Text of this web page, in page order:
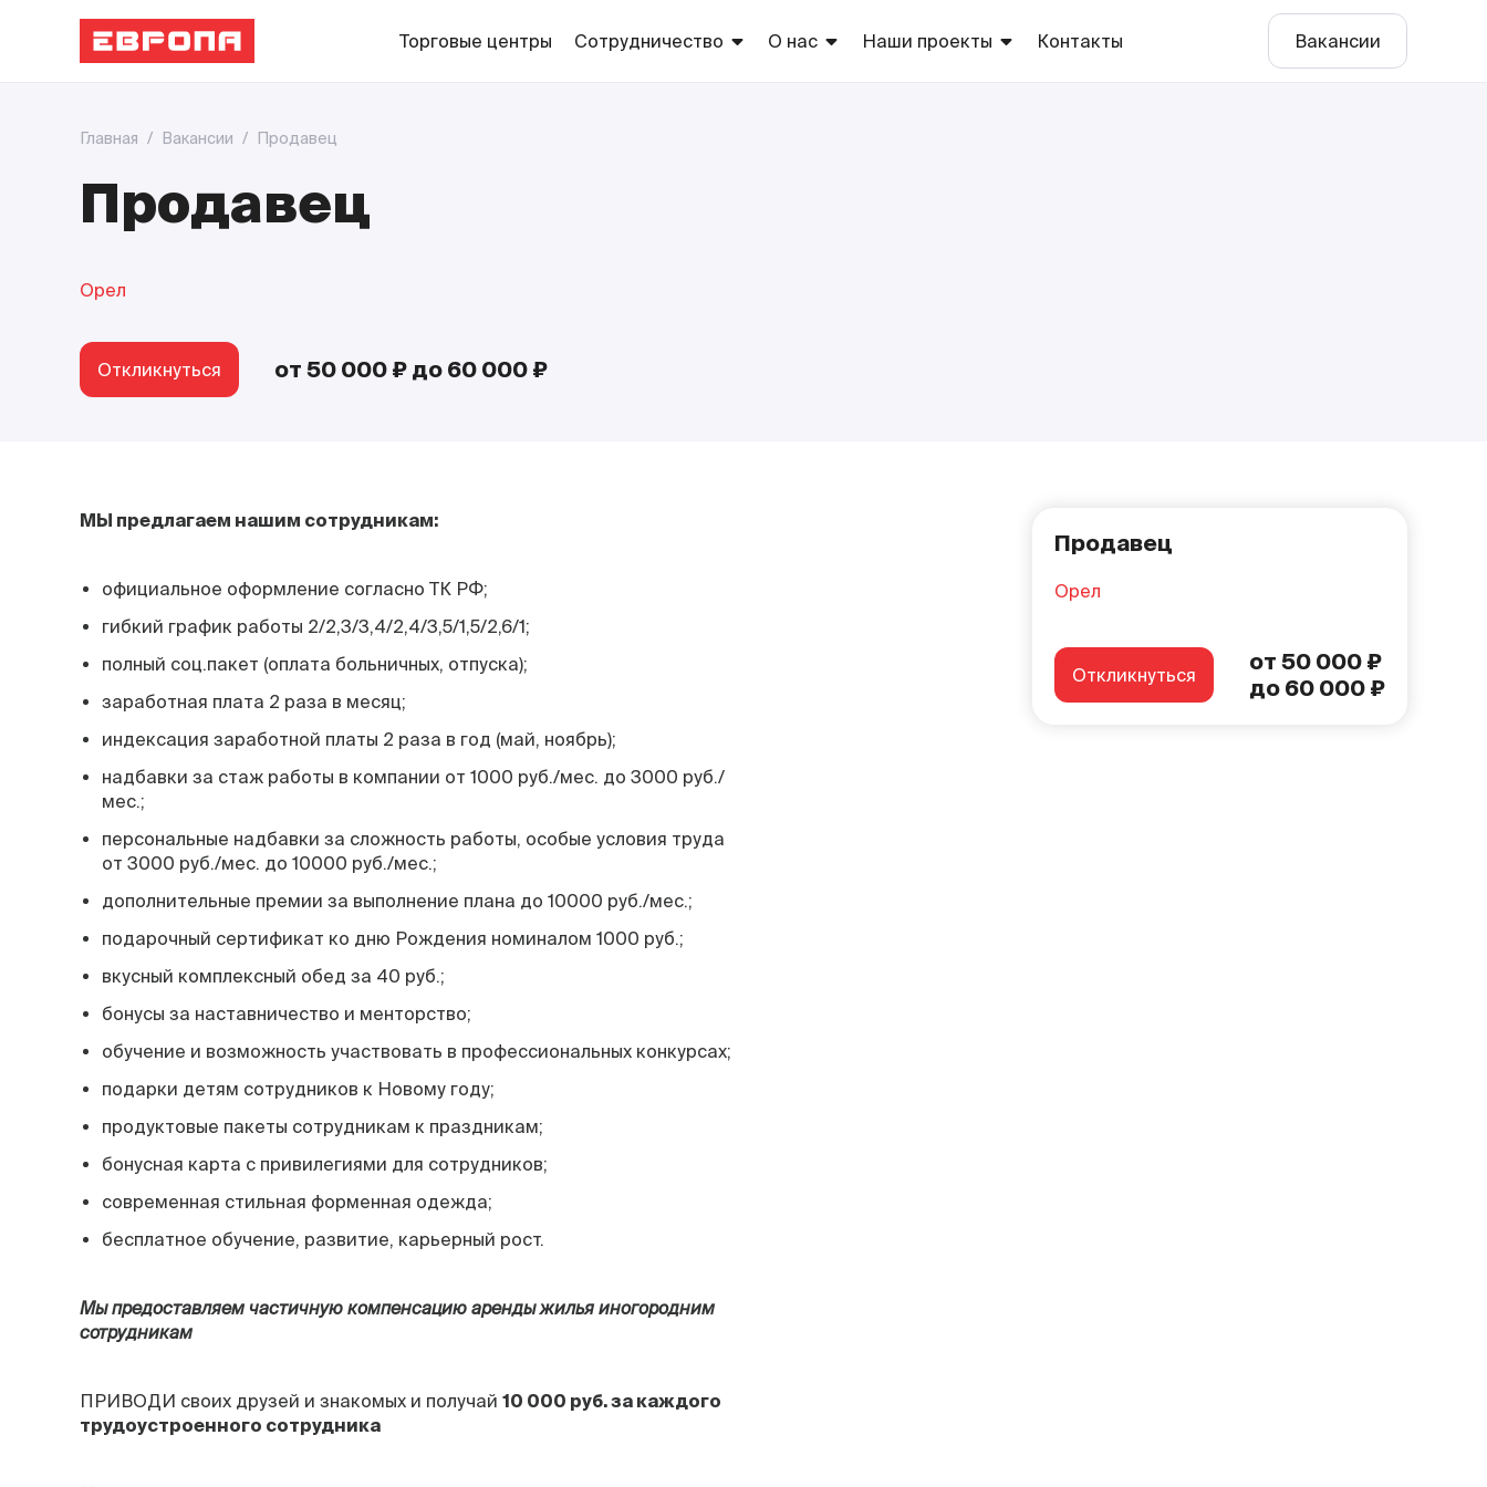
Торговые центры Сотрудничество О нас Наши проекты Контакты Вакансии
Главная / Вакансии / Продавец
Продавец
Орел
Откликнуться от 50 000 ₽ до 60 000 ₽
Продавец
Орел
Откликнуться
от 50 000 ₽
до 60 000 ₽
МЫ предлагаем нашим сотрудникам:
официальное оформление согласно ТК РФ;
гибкий график работы 2/2,3/3,4/2,4/3,5/1,5/2,6/1;
полный соц.пакет (оплата больничных, отпуска);
заработная плата 2 раза в месяц;
индексация заработной платы 2 раза в год (май, ноябрь);
надбавки за стаж работы в компании от 1000 руб./мес. до 3000 руб./
мес.;
персональные надбавки за сложность работы, особые условия труда
от 3000 руб./мес. до 10000 руб./мес.;
дополнительные премии за выполнение плана до 10000 руб./мес.;
подарочный сертификат ко дню Рождения номиналом 1000 руб.;
вкусный комплексный обед за 40 руб.;
бонусы за наставничество и менторство;
обучение и возможность участвовать в профессиональных конкурсах;
подарки детям сотрудников к Новому году;
продуктовые пакеты сотрудникам к праздникам;
бонусная карта с привилегиями для сотрудников;
современная стильная форменная одежда;
бесплатное обучение, развитие, карьерный рост.
Мы предоставляем частичную компенсацию аренды жилья иногородним
сотрудникам
ПРИВОДИ своих друзей и знакомых и получай 10 000 руб. за каждого
трудоустроенного сотрудника